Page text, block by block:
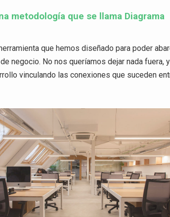
metodología que se llama Diagrama
que hemos diseñado para poder
negocio. No nos queríamos dejar nada fuera, y
vinculando las conexiones que suceden